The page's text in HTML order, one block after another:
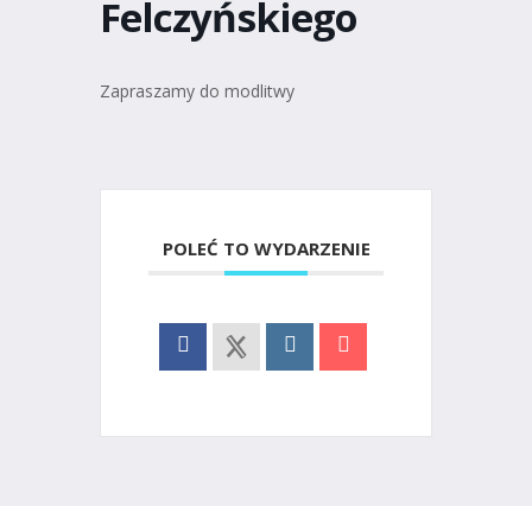
Felczyńskiego
Zapraszamy do modlitwy
POLEĆ TO WYDARZENIE